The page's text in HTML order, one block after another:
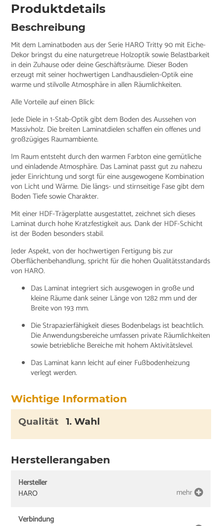
Produktdetails
Beschreibung
Mit dem Laminatboden aus der Serie HARO Tritty 90 mit Eiche-
Dekor bringst du eine naturgetreue Holzoptik sowie Belastbarkeit
in dein Zuhause oder deine Geschäftsräume. Dieser Boden
erzeugt mit seiner hochwertigen Landhausdielen-Optik eine
warme und stilvolle Atmosphäre in allen Räumlichkeiten.
Alle Vorteile auf einen Blick:
Jede Diele in 1-Stab-Optik gibt dem Boden des Aussehen von
Massivholz. Die breiten Laminatdielen schaffen ein offenes und
großzügiges Raumambiente.
Im Raum entsteht durch den warmen Farbton eine gemütliche
und einladende Atmosphäre. Das Laminat passt gut zu nahezu
jeder Einrichtung und sorgt für eine ausgewogene Kombination
von Licht und Wärme. Die längs- und stirnseitige Fase gibt dem
Boden Tiefe sowie Charakter.
Mit einer HDF-Trägerplatte ausgestattet, zeichnet sich dieses
Laminat durch hohe Kratzfestigkeit aus. Dank der HDF-Schicht
ist der Boden besonders stabil.
Jeder Aspekt, von der hochwertigen Fertigung bis zur
Oberflächenbehandlung, spricht für die hohen Qualitätsstandards
von HARO.
Das Laminat integriert sich ausgewogen in große und
kleine Räume dank seiner Länge von 1282 mm und der
Breite von 193 mm.
Die Strapazierfähigkeit dieses Bodenbelags ist beachtlich.
Die Anwendungsbereiche umfassen private Räumlichkeiten
sowie betriebliche Bereiche mit hohem Aktivitätslevel.
Das Laminat kann leicht auf einer Fußbodenheizung
verlegt werden.
Wichtige Information
Qualität 1. Wahl
Herstellerangaben
Hersteller
HARO
mehr
Verbindung